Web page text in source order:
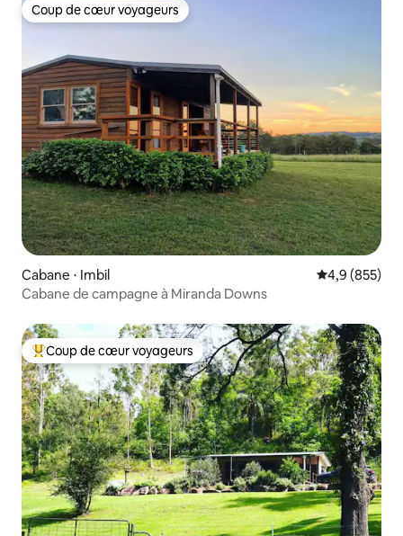
Coup de cœur voyageurs
Coup de cœur voyageurs
Cabane ⋅ Imbil Évaluation
4,9 (855)
Cabane de campagne à Miranda Downs
Coups de cœur voyageurs les plus appréciés
Coup de cœur voyageurs